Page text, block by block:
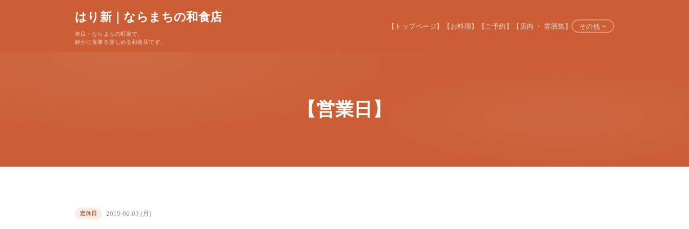
はり新｜ならまちの和食店
奈良・ならまちの町家で、
静かに食事を楽しめる和食店です。
【トップページ】 【お料理】 【ご予約】 【店内 ・ 雰囲気】 その他
【営業日】
定休日 2019-06-03 (月)